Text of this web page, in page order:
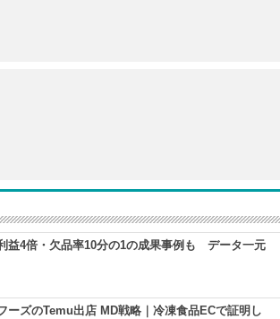
益4倍・欠品率10分の1の成果事例も データ一元
ーズのTemu出店 MD戦略｜冷凍食品ECで証明し